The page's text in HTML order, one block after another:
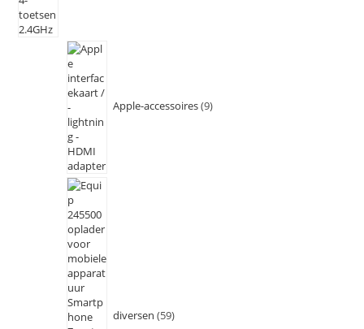
Apple-accessoires 9
diversen 59